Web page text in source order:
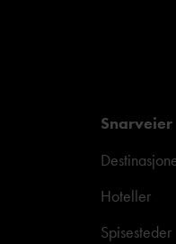
Snarveier
Hoteller
Spisesteder